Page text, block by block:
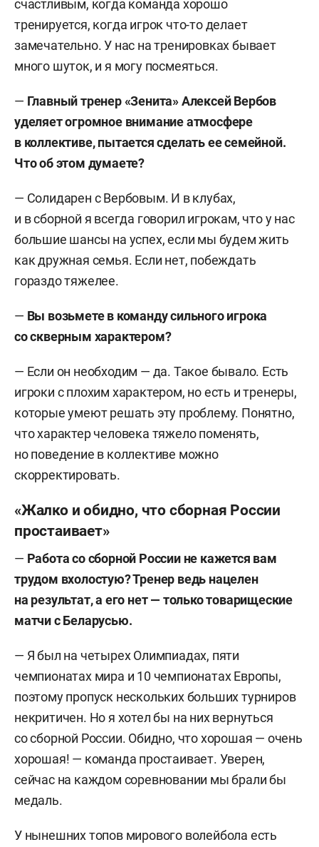
счастливым, когда команда хорошо
тренируется, когда игрок что-то делает
замечательно. У нас на тренировках бывает
много шуток, и я могу посмеяться.
— Главный тренер «Зенита» Алексей Вербов
уделяет огромное внимание атмосфере
в коллективе, пытается сделать ее семейной.
Что об этом думаете?
— Солидарен с Вербовым. И в клубах,
и в сборной я всегда говорил игрокам, что у нас
большие шансы на успех, если мы будем жить
как дружная семья. Если нет, побеждать
гораздо тяжелее.
— Вы возьмете в команду сильного игрока
со скверным характером?
— Если он необходим — да. Такое бывало. Есть
игроки с плохим характером, но есть и тренеры,
которые умеют решать эту проблему. Понятно,
что характер человека тяжело поменять,
но поведение в коллективе можно
скорректировать.
«Жалко и обидно, что сборная России
простаивает»
— Работа со сборной России не кажется вам
трудом вхолостую? Тренер ведь нацелен
на результат, а его нет — только товарищеские
матчи с Беларусью.
— Я был на четырех Олимпиадах, пяти
чемпионатах мира и 10 чемпионатах Европы,
поэтому пропуск нескольких больших турниров
некритичен. Но я хотел бы на них вернуться
со сборной России. Обидно, что хорошая — очень
хорошая! — команда простаивает. Уверен,
сейчас на каждом соревновании мы брали бы
медаль.
У нынешних топов мирового волейбола есть